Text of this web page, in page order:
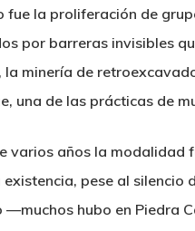
fue la proliferación de
por barreras invisibles
minería de
una de las prácticas de
varios años la modalidad
pese al
hubo en Piedra